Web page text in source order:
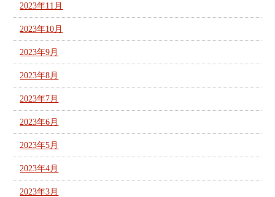
2023年11月
2023年10月
2023年9月
2023年8月
2023年7月
2023年6月
2023年5月
2023年4月
2023年3月